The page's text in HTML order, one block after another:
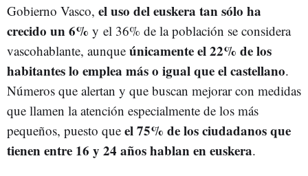
Gobierno Vasco, el uso del euskera tan sólo ha
crecido un 6% y el 36% de la población se considera
vascohablante, aunque únicamente el 22% de los
habitantes lo emplea más o igual que el castellano.
Números que alertan y que buscan mejorar con medidas
que llamen la atención especialmente de los más
pequeños, puesto que el 75% de los ciudadanos que
tienen entre 16 y 24 años hablan en euskera.